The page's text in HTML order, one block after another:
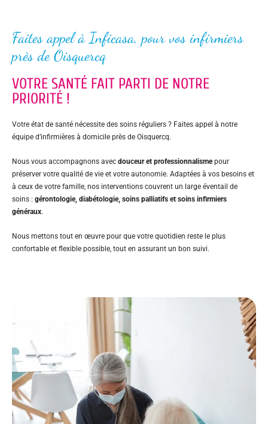
Faites appel à Inficasa, pour vos infirmiers
près de Oisquercq
VOTRE SANTÉ FAIT PARTI DE NOTRE
PRIORITÉ !
Votre état de santé nécessite des soins réguliers ? Faites appel à notre
équipe d’infirmières à domicile près de Oisquercq.
Nous vous accompagnons avec douceur et professionnalismepour
préserver votre qualité de vie et votre autonomie. Adaptées à vos besoins et
à ceux de votre famille, nos interventions couvrent un large éventail de
soins : gérontologie, diabétologie, soins palliatifs et soins infirmiers
généraux.
Nous mettons tout en œuvre pour que votre quotidien reste le plus
confortable et flexible possible, tout en assurant un bon suivi.